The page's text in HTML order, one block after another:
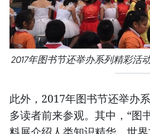
2017年图书节还举办系列精彩活
此外，2017年图书节还举办
多读者前来参观。其中，“图